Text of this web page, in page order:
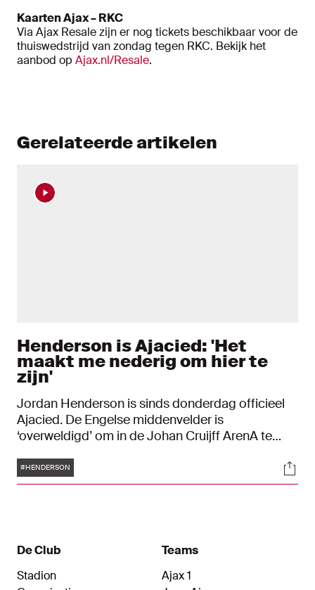
Kaarten Ajax – RKC
Via Ajax Resale zijn er nog tickets beschikbaar voor de
thuiswedstrijd van zondag tegen RKC. Bekijk het
aanbod op Ajax.nl/Resale.
Gerelateerde artikelen
Henderson is Ajacied: 'Het
maakt me nederig om hier te
zijn'
Jordan Henderson is sinds donderdag officieel
Ajacied. De Engelse middenvelder is
‘overweldigd’ om in de Johan Cruijff ArenA te
omhoog te vinden.
Tags
#HENDERSON
De Club
Stadion
Teams
Ajax 1